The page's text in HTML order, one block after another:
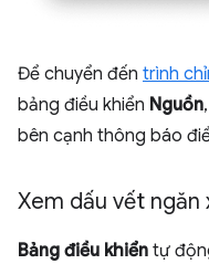
Để chuyển đến trình
bảng điều khiển Nguồn
bên cạnh thông báo
Xem dấu vết ngăn
Bảng điều khiển tự